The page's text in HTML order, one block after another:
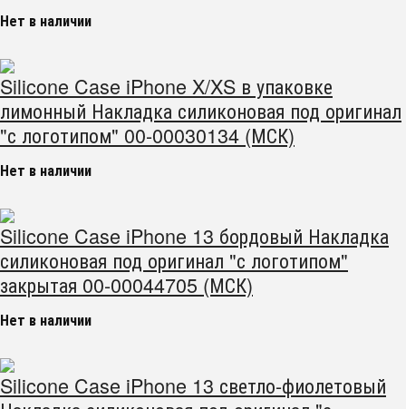
Нет в наличии
Silicone Case iPhone X/XS в упаковке
лимонный Накладка силиконовая под оригинал
"с логотипом" 00-00030134 (МСК)
Нет в наличии
Silicone Case iPhone 13 бордовый Накладка
силиконовая под оригинал "с логотипом"
закрытая 00-00044705 (МСК)
Нет в наличии
Silicone Case iPhone 13 светло-фиолетовый